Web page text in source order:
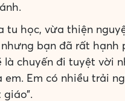
học, vừa thiện
bạn đã rất hạnh
là chuyến đi tuyệt vời
Em có nhiều trải